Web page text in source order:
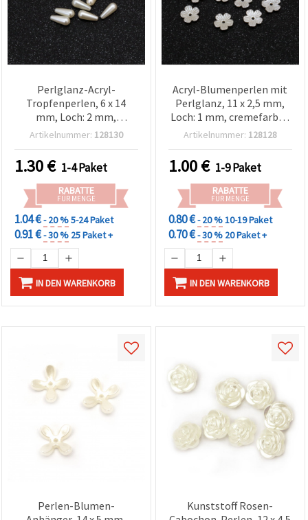
Perlglanz-Acryl-
Tropfenperlen, 6 x 14
mm, Loch: 2 mm,
cremefarben – 20 g (~85
Artikelnummer: 128130
1.30€ 1-4 Paket
RABATTE
FÜR MENGE
1.04 €- 20 %5-24 Paket
0.91 €- 30 % 25 Paket +
IN DEN WARENKORB
Acryl-Blumenperlen mit
Perlglanz, 11 x 2,5 mm,
Loch: 1 mm, cremefarben
- 50 Stück
Artikelnummer: 128128
1.00€ 1-9 Paket
RABATTE
FÜR MENGE
0.80 €- 20 %10-19 Paket
0.70 €- 30 % 20 Paket +
IN DEN WARENKORB
Perlen-Blumen-
Kunststoff Rosen-